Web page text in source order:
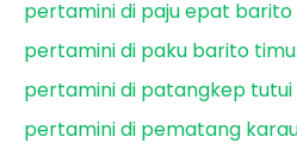
pertamini di paju epat
pertamini di paku barito
pertamini di patangkep
pertamini di pematang